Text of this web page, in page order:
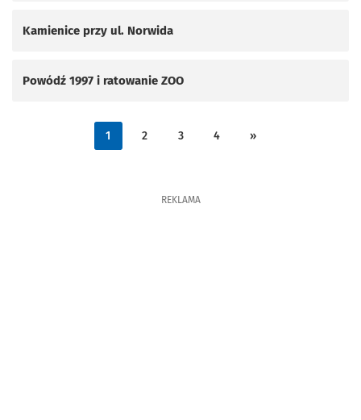
Kamienice przy ul. Norwida
Powódź 1997 i ratowanie ZOO
1 2 3 4 »
REKLAMA